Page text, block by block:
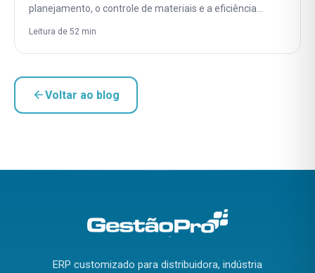
planejamento, o controle de materiais e a eficiência…
Leitura de 52 min
Voltar ao blog
ERP customizado para distribuidora, indústria